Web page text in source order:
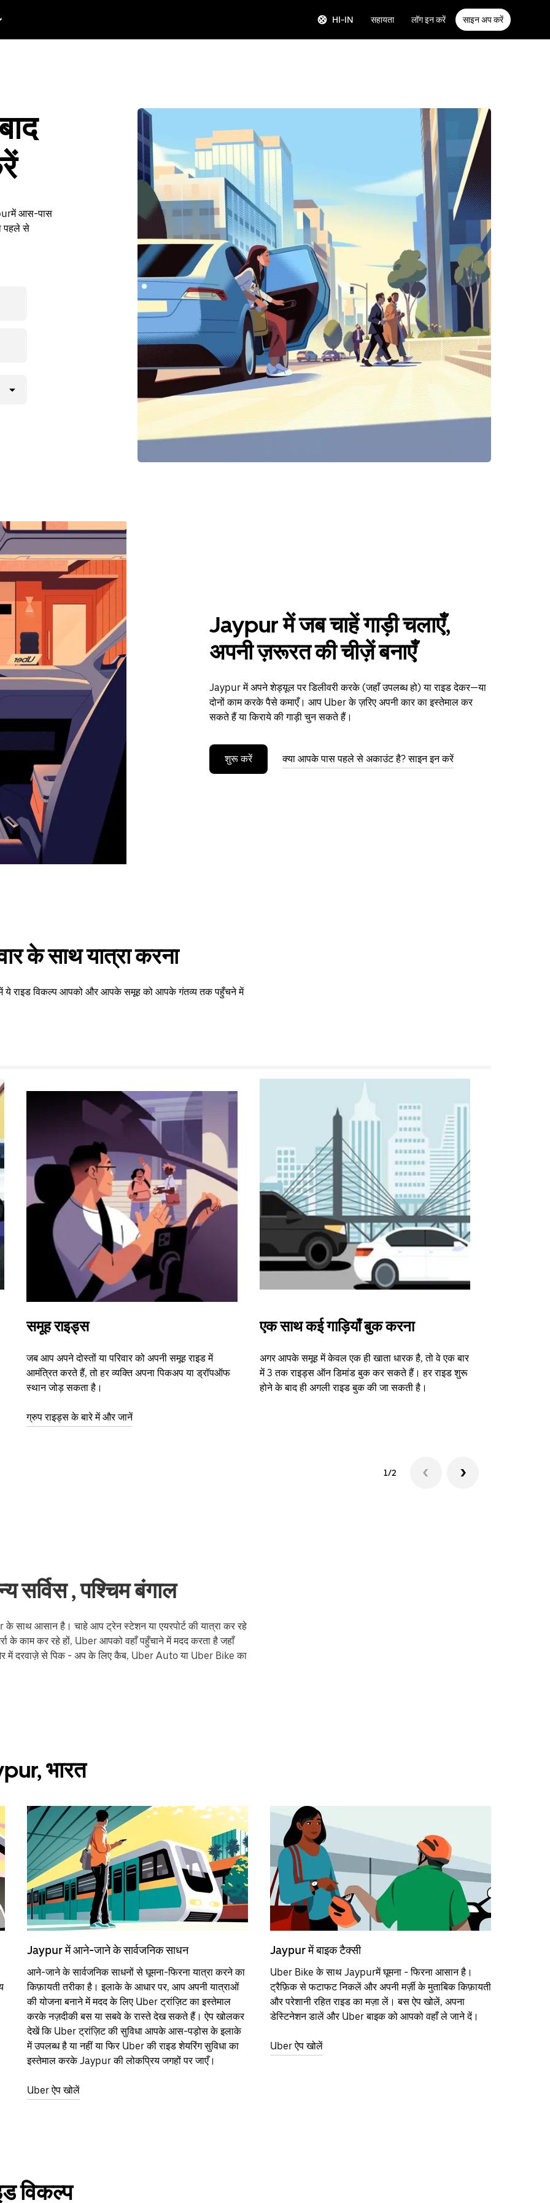
HI-IN सहायता लॉग इन करें साइन अप करें
आस-पास
पहले से
Jaypur में जब चाहें गाड़ी चलाएँ,
अपनी ज़रूरत की चीज़ें बनाएँ
Jaypur में अपने शेड्यूल पर डिलीवरी करके (जहाँ उपलब्ध हो) या राइड देकर—या
दोनों काम करके पैसे कमाएँ। आप Uber के ज़रिए अपनी कार का इस्तेमाल कर
सकते हैं या किराये की गाड़ी चुन सकते हैं।
शुरू करें क्या आपके पास पहले से अकाउंट है? साइन इन करें
के साथ यात्रा करना
में ये राइड विकल्प आपको और आपके समूह को आपके गंतव्य तक पहुँचने में
समूह राइड्स
जब आप अपने दोस्तों या परिवार को अपनी समूह राइड में
आमंत्रित करते हैं, तो हर व्यक्ति अपना पिकअप या ड्रॉपऑफ
स्थान जोड़ सकता है।
ग्रुप राइड्स के बारे में और जानें
एक साथ कई गाड़ियाँ बुक करना
अगर आपके समूह में केवल एक ही खाता धारक है, तो वे एक बार
में 3 तक राइड्स ऑन डिमांड बुक कर सकते हैं। हर राइड शुरू
होने के बाद ही अगली राइड बुक की जा सकती है।
1/2
, पश्चिम बंगाल
आसान है। चाहे आप ट्रेन स्टेशन या एयरपोर्ट की यात्रा कर रहे
के काम कर रहे हों, Uber आपको वहाँ पहुँचाने में मदद करता है जहाँ
में दरवाज़े से पिक - अप के लिए कैब, Uber Auto या Uber Bike का
भारत
Jaypur में आने-जाने के सार्वजनिक साधन
आने-जाने के सार्वजनिक साधनों से घूमना-फिरना यात्रा करने का
किफ़ायती तरीका है। इलाके के आधार पर, आप अपनी यात्राओं
की योजना बनाने में मदद के लिए Uber ट्रांज़िट का इस्तेमाल
करके नज़दीकी बस या सबवे के रास्ते देख सकते हैं। ऐप खोलकर
देखें कि Uber ट्रांज़िट की सुविधा आपके आस-पड़ोस के इलाके
में उपलब्ध है या नहीं या फिर Uber की राइड शेयरिंग सुविधा का
इस्तेमाल करके Jaypur की लोकप्रिय जगहों पर जाएँ।
Uber ऐप खोलें
Jaypur में बाइक टैक्सी
Uber Bike के साथ Jaypurमें घूमना - फिरना आसान है।
ट्रैफ़िक से फटाफट निकलें और अपनी मर्ज़ी के मुताबिक किफ़ायती
और परेशानी रहित राइड का मज़ा लें। बस ऐप खोलें, अपना
डेस्टिनेशन डालें और Uber बाइक को आपको वहाँ ले जाने दें।
Uber ऐप खोलें
विकल्प